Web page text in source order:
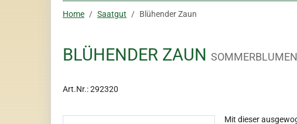
Home Saatgut Blühender Zaun
BLÜHENDER ZAUN
Art.Nr.:292320
Mit dieser